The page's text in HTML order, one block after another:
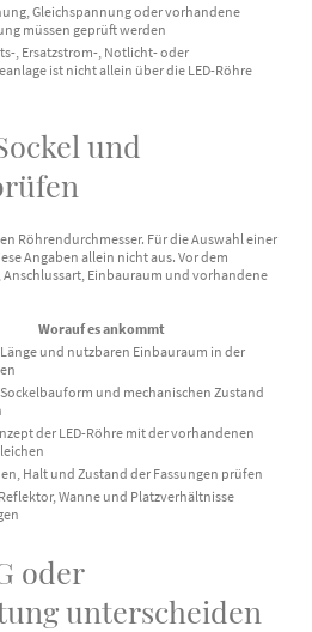
Gleichspannung oder vorhandene
müssen geprüft werden
, Ersatzstrom-, Notlicht- oder
ist nicht allein über die LED-Röhre
und
Röhrendurchmesser. Für die Auswahl einer
Angaben allein nicht aus. Vor dem
Anschlussart, Einbauraum und vorhandene
Worauf es ankommt
und nutzbaren Einbauraum in der
und mechanischen Zustand
der LED-Röhre mit der vorhandenen
Halt und Zustand der Fassungen prüfen
Wanne und Platzverhältnisse
oder
unterscheiden